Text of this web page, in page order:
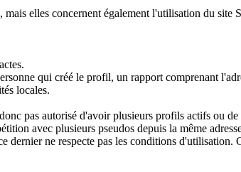
elles concernent également l'utilisation du site
qui créé le profil, un rapport comprenant
locales.
pas autorisé d'avoir plusieurs profils actifs ou de
avec plusieurs pseudos depuis la même
dernier ne respecte pas les conditions d'utilisation.